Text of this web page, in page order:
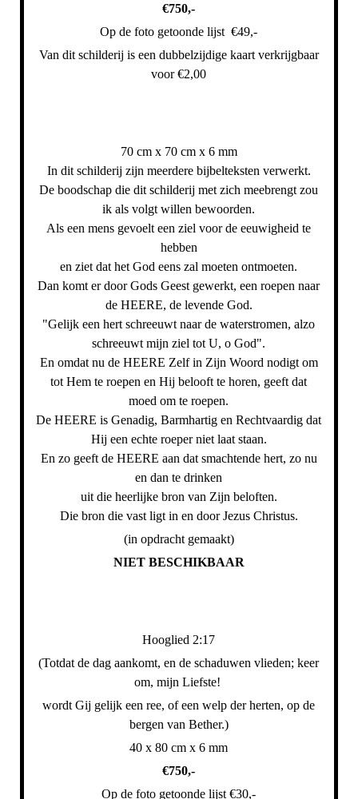
€750,-
Op de foto getoonde lijst €49,-
Van dit schilderij is een dubbelzijdige kaart verkrijgbaar
voor €2,00
70 cm x 70 cm x 6 mm
In dit schilderij zijn meerdere bijbelteksten verwerkt.
De boodschap die dit schilderij met zich meebrengt zou
ik als volgt willen bewoorden.
Als een mens gevoelt een ziel voor de eeuwigheid te
hebben
en ziet dat het God eens zal moeten ontmoeten.
Dan komt er door Gods Geest gewerkt, een roepen naar
de HEERE, de levende God.
"Gelijk een hert schreeuwt naar de waterstromen, alzo
schreeuwt mijn ziel tot U, o God".
En omdat nu de HEERE Zelf in Zijn Woord nodigt om
tot Hem te roepen en Hij belooft te horen, geeft dat
moed om te roepen.
De HEERE is Genadig, Barmhartig en Rechtvaardig dat
Hij een echte roeper niet laat staan.
En zo geeft de HEERE aan dat smachtende hert, zo nu
en dan te drinken
uit die heerlijke bron van Zijn beloften.
Die bron die vast ligt in en door Jezus Christus.
(in opdracht gemaakt)
NIET BESCHIKBAAR
Hooglied 2:17
(Totdat de dag aankomt, en de schaduwen vlieden; keer
om, mijn Liefste!
wordt Gij gelijk een ree, of een welp der herten, op de
bergen van Bether.)
40 x 80 cm x 6 mm
€750,-
Op de foto getoonde lijst €30,-